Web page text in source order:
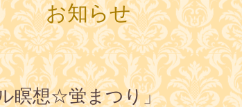
お知らせ
瞑想☆蛍まつり」